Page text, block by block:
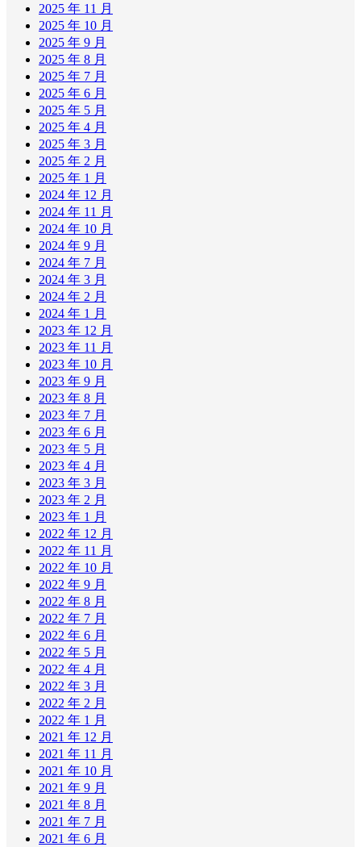
2025 年 11 月
2025 年 10 月
2025 年 9 月
2025 年 8 月
2025 年 7 月
2025 年 6 月
2025 年 5 月
2025 年 4 月
2025 年 3 月
2025 年 2 月
2025 年 1 月
2024 年 12 月
2024 年 11 月
2024 年 10 月
2024 年 9 月
2024 年 7 月
2024 年 3 月
2024 年 2 月
2024 年 1 月
2023 年 12 月
2023 年 11 月
2023 年 10 月
2023 年 9 月
2023 年 8 月
2023 年 7 月
2023 年 6 月
2023 年 5 月
2023 年 4 月
2023 年 3 月
2023 年 2 月
2023 年 1 月
2022 年 12 月
2022 年 11 月
2022 年 10 月
2022 年 9 月
2022 年 8 月
2022 年 7 月
2022 年 6 月
2022 年 5 月
2022 年 4 月
2022 年 3 月
2022 年 2 月
2022 年 1 月
2021 年 12 月
2021 年 11 月
2021 年 10 月
2021 年 9 月
2021 年 8 月
2021 年 7 月
2021 年 6 月